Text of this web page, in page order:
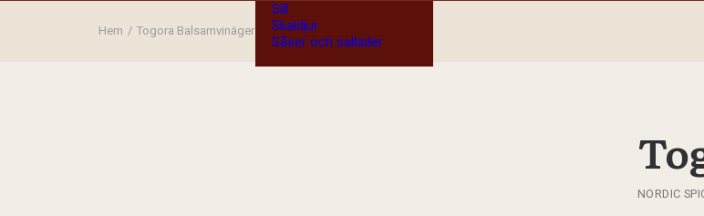
Sill
Skaldjur
Såser och sallader
Hem Togora Balsamvinäger
NORDIC